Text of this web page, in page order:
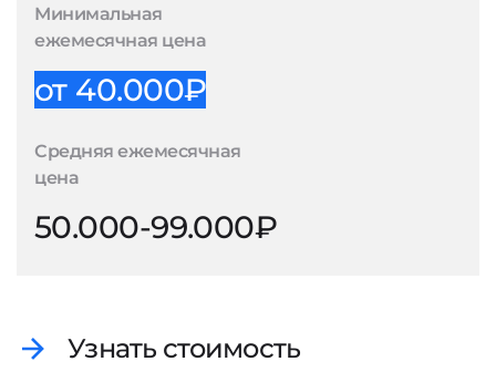
Минимальная
ежемесячная цена
от 40.000₽
Средняя ежемесячная
цена
50.000-99.000₽
Узнать стоимость